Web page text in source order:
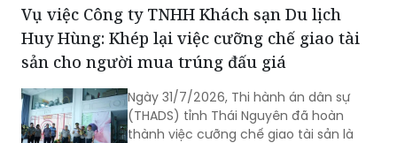
sản cho người mua trúng đấu giá
Ngày 31/7/2026, Thi hành án dân sự
(THADS) tỉnh Thái Nguyên đã hoàn
thành việc cưỡng chế giao tài sản là
Khách sạn River (số 417 đường Quang
Trung, phường Quyết Thắng, tỉnh Thái